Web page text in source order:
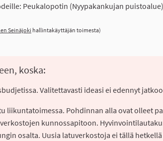
Peukalopotin (Nyypakankujan
Seinäjoki hallintakäyttäjän toimesta)
koska:
Valitettavasti ideasi ei edennyt
liikuntatoimessa. Pohdinnan alla ovat olleet
kunnossapitoon.
osalta. Uusia latuverkostoja ei tällä